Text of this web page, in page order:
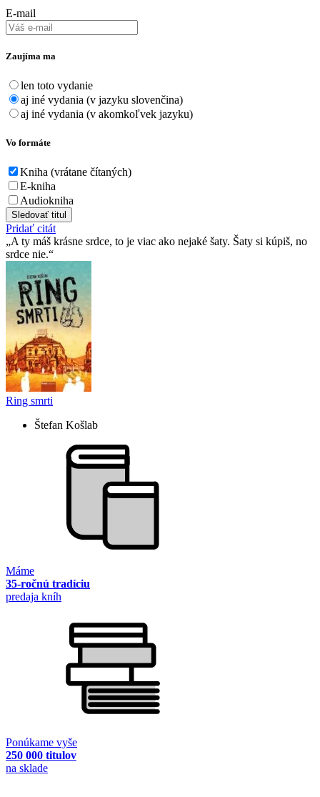
E-mail
Zaujíma ma
len toto vydanie
aj iné vydania (v jazyku slovenčina)
aj iné vydania (v akomkoľvek jazyku)
Vo formáte
Kniha (vrátane čítaných)
E-kniha
Audiokniha
Sledovať titul
Pridať citát
A ty máš krásne srdce, to je viac ako nejaké šaty. Šaty si kúpiš, no
srdce nie.
Ring smrti
Štefan Košlab
Máme
35-ročnú tradíciu
predaja kníh
Ponúkame vyše
250 000 titulov
na sklade